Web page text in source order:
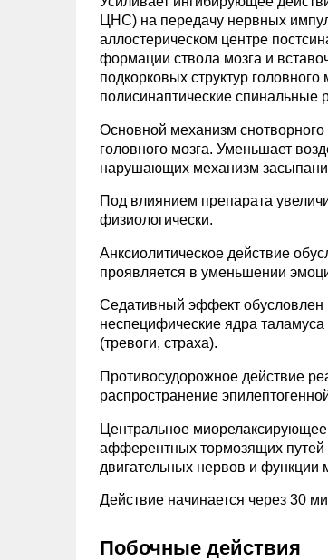
ЦНС) на передачу нервных
аллостерическом центре
формации ствола мозга и
подкорковых структур
полисинаптические спинальные
Основной механизм снотворного
головного мозга. Уменьшает
нарушающих механизм
Под влиянием препарата
физиологически.
Анксиолитическое действие
проявляется в уменьшении
Седативный эффект обусловлен
неспецифические ядра
(тревоги, страха).
Противосудорожное действие
распространение
Центральное
афферентных тормозящих
двигательных нервов и
Действие начинается через 30
Побочные действия